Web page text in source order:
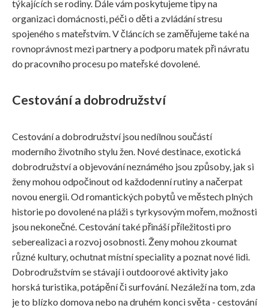
týkajících se rodiny. Dále vám poskytujeme tipy na
organizaci domácnosti, péči o děti a zvládání stresu
spojeného s mateřstvím. V článcích se zaměřujeme také na
rovnoprávnost mezi partnery a podporu matek při návratu
do pracovního procesu po mateřské dovolené.
Cestování a dobrodružství
Cestování a dobrodružství jsou nedílnou součástí
moderního životního stylu žen. Nové destinace, exotická
dobrodružství a objevování neznámého jsou způsoby, jak si
ženy mohou odpočinout od každodenní rutiny a načerpat
novou energii. Od romantických pobytů ve městech plných
historie po dovolené na pláži s tyrkysovým mořem, možnosti
jsou nekonečné. Cestování také přináší příležitosti pro
seberealizaci a rozvoj osobnosti. Ženy mohou zkoumat
různé kultury, ochutnat místní speciality a poznat nové lidi.
Dobrodružstvím se stávají i outdoorové aktivity jako
horská turistika, potápění či surfování. Nezáleží na tom, zda
je to blízko domova nebo na druhém konci světa - cestování